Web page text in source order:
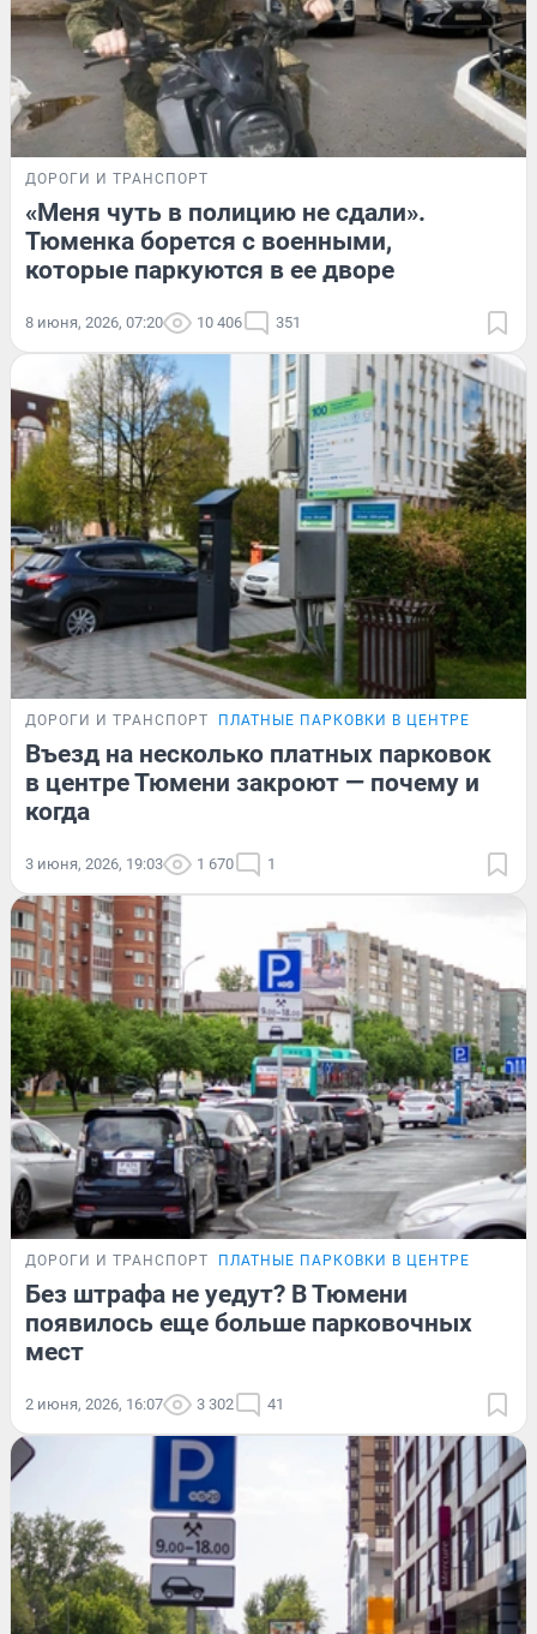
ДОРОГИ И ТРАНСПОРТ
«Меня чуть в полицию не сдали».
Тюменка борется с военными,
которые паркуются в ее дворе
8 июня, 2026, 07:20 10 406 351
ДОРОГИ И ТРАНСПОРТ ПЛАТНЫЕ ПАРКОВКИ В ЦЕНТРЕ
Въезд на несколько платных парковок
в центре Тюмени закроют — почему и
когда
3 июня, 2026, 19:03 1 670 1
ДОРОГИ И ТРАНСПОРТ ПЛАТНЫЕ ПАРКОВКИ В ЦЕНТРЕ
Без штрафа не уедут? В Тюмени
появилось еще больше парковочных
мест
2 июня, 2026, 16:07 3 302 41